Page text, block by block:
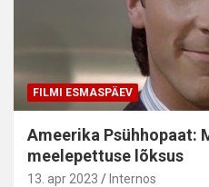
FILMI ESMASPÄEV
Ameerika Psühhopaat:
meelepettuse lõksus
13. apr 2023 Internos